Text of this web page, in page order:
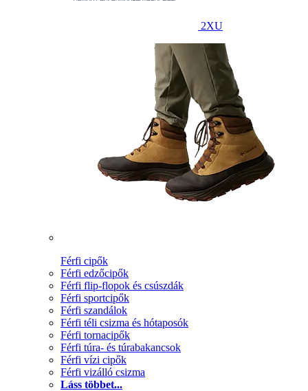
2XU
Férfi cipők
Férfi edzőcipők
Férfi flip-flopok és csúszdák
Férfi sportcipők
Férfi szandálok
Férfi téli csizma és hótaposók
Férfi tornacipők
Férfi túra- és túrabakancsok
Férfi vízi cipők
Férfi vizálló csizma
Láss többet...